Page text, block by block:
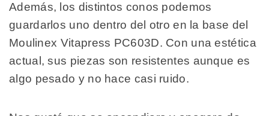
Además, los distintos conos podemos
guardarlos uno dentro del otro en la base del
Moulinex Vitapress PC603D. Con una estética
actual, sus piezas son resistentes aunque es
algo pesado y no hace casi ruido.